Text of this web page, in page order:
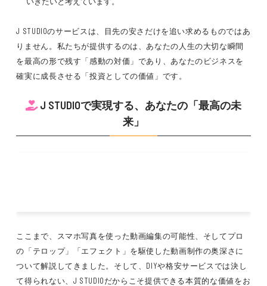
J STUDIOのサービスは、目先の安さだけを追い求めるものではあ
りません。私たちが提供するのは、あなたの人生の大切な瞬間
を最高の形で残す「感動の対価」であり、あなたのビジネスを
確実に成長させる「投資としての価値」です。
J STUDIOで実現する、あなたの「最高の未
来」
ここまで、スマホ写真を使った動画編集の可能性、そしてプロ
の「テロップ」「エフェクト」を駆使した動画制作の奥深さに
ついて解説してきました。そして、DIYや格安サービスでは決し
て得られない、J STUDIOだからこそ提供できる本質的な価値をお